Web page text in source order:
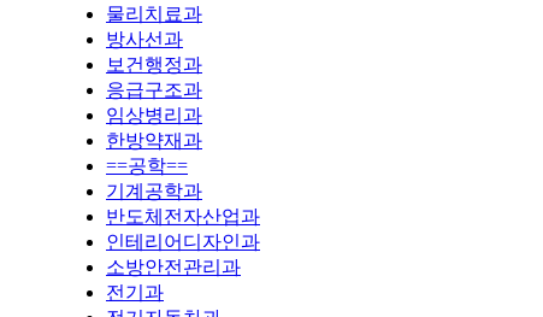
물리치료과
방사선과
보건행정과
응급구조과
임상병리과
한방약재과
==공학==
기계공학과
반도체전자산업과
인테리어디자인과
소방안전관리과
전기과